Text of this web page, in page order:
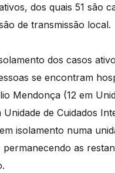
dos quais 51 são
de transmissão local.
dos casos
se encontram
Mendonça (12 em
de Cuidados
isolamento numa
permanecendo as